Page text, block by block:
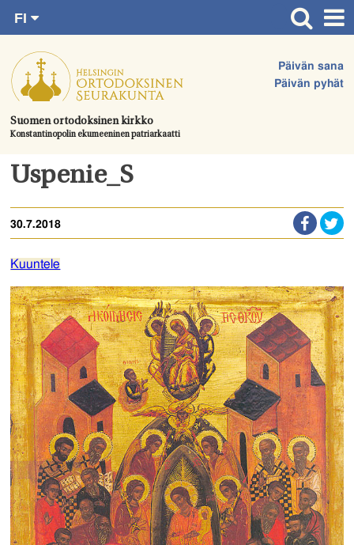
suoraan
sisältöön.
Suomen ortodoksinen kirkko
Konstantinopolin ekumeeninen patriarkaatti
Päivän sana
Päivän pyhät
FI
SV
EN
UA
Etusivu
Ajankohtaista
Juhlat & toimitukset
Kirkot
Tule mukaan
Hautausmaa
Yhteystiedot
Uspenie_S
30.7.2018
Kuuntele